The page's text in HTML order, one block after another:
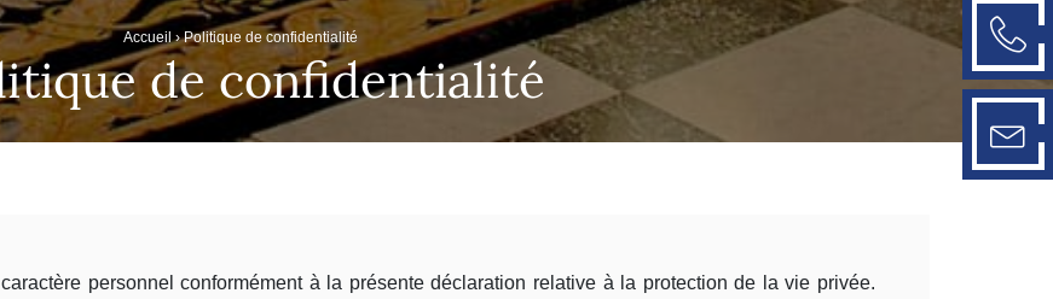
Accueil›Politique de confidentialité
de confidentialité
personnel conformément à la présente déclaration relative à la protection de la vie privée.